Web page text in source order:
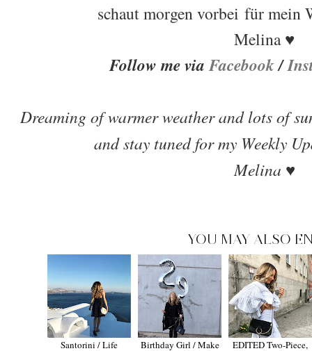
schaut morgen vorbei für mein
Melina ♥
Follow me viaFacebook/
Dreaming of warmer weather and lots of
and stay tuned for my Weekly
Melina ♥
YOU MAY ALSO
Santorini / Life
Birthday Girl / Make
EDITED Two-Piece,